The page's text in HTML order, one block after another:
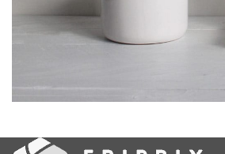
POTENTI PARTURIENT PARTURIE